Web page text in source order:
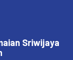
Sriwijaya